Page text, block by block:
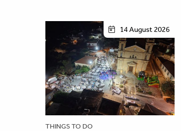
14 August 2026
THINGS TO DO